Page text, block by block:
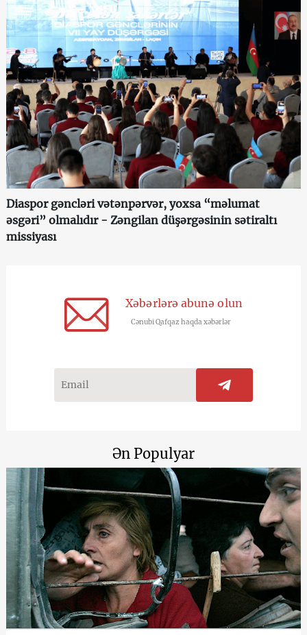
Diaspor gəncləri vətənpərvər, yoxsa “məlumat
əsgəri” olmalıdır - Zəngilan düşərgəsinin sətiraltı
missiyası
Xəbərlərə abunə olun
Cənubi Qafqaz haqda xəbərlər
Ən Populyar